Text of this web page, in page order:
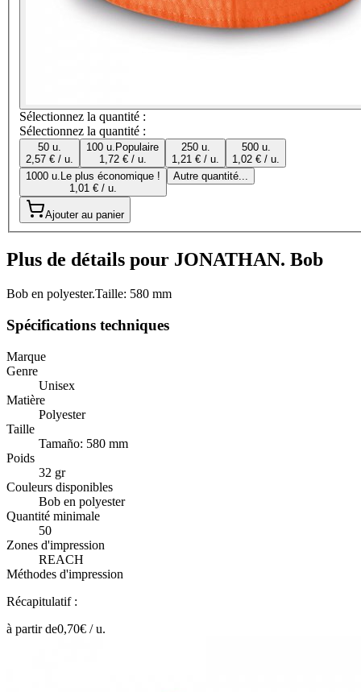
Sélectionnez la quantité :
Sélectionnez la quantité :
50 u.
2,57 € / u.
100 u. Populaire
1,72 € / u.
250 u.
1,21 € / u.
500 u.
1,02 € / u.
1000 u. Le plus économique !
1,01 € / u.
Autre quantité...
Ajouter au panier
Plus de détails pour JONATHAN. Bob
Bob en polyester.Taille: 580 mm
Spécifications techniques
Marque
Genre
Unisex
Matière
Polyester
Taille
Tamaño: 580 mm
Poids
32 gr
Couleurs disponibles
Bob en polyester
Quantité minimale
50
Zones d'impression
REACH
Méthodes d'impression
Récapitulatif :
à partir de0,70€ /u.